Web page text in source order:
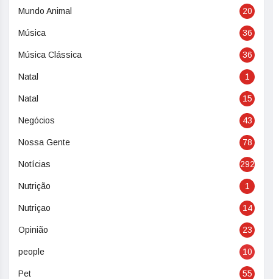
Mundo Animal 20
Música 36
Música Clássica 36
Natal 1
Natal 15
Negócios 43
Nossa Gente 78
Notícias 292
Nutrição 1
Nutriçao 14
Opinião 23
people 10
Pet 55